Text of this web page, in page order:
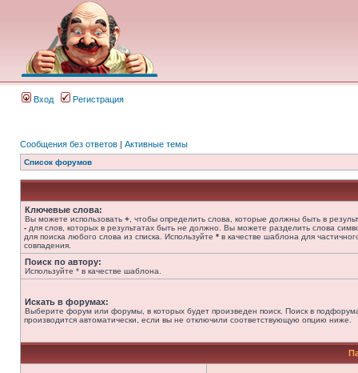
Вход Регистрация
Сообщения без ответов | Активные темы
Список форумов
Ключевые слова:
Вы можете использовать + , чтобы определить слова, которые должны быть в
- для слов, которых в результатах быть не должно. Вы можете разделить слова
для поиска любого слова из списка. Используйте * в качестве шаблона для
совпадения.
Поиск по автору:
Используйте * в качестве шаблона.
Искать в форумах:
Выберите форум или форумы, в которых будет произведен поиск. Поиск в
производится автоматически, если вы не отключили соответствующую опцию ниже.